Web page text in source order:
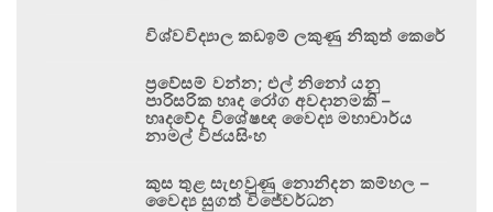
විශ්වවිද්‍යාල කඩඉම් ලකුණු නිකුත් කෙරේ
ප්‍රවේසම් වන්න; එල් නිනෝ යනු
පාරිසරික හෘද රෝග අවදානමකි –
හෘදවේද විශේෂඥ වෛද්‍ය මහාචාර්ය
නාමල් විජයසිංහ
කුස තුළ සැඟවුණු නොනිදන කම්හල –
වෛද්‍ය සුගත් විජේවර්ධන